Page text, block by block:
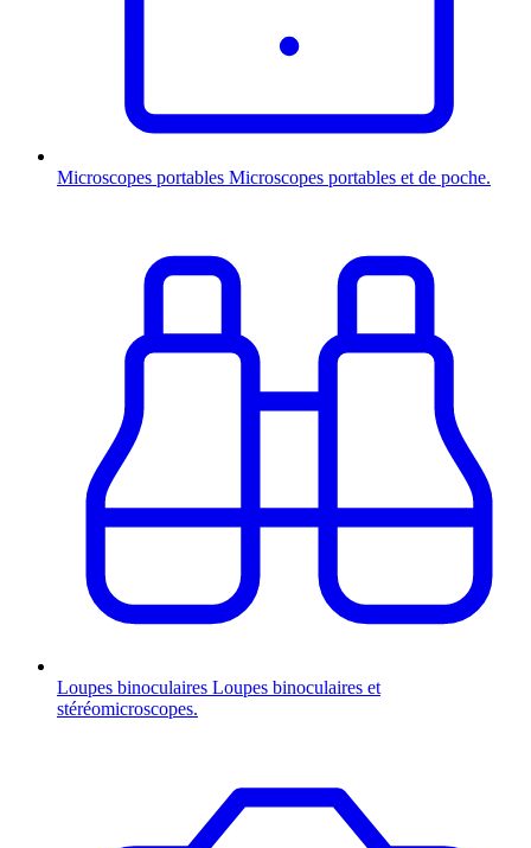
Microscopes portables Microscopes portables et de poche.
Loupes binoculaires Loupes binoculaires et
stéréomicroscopes.